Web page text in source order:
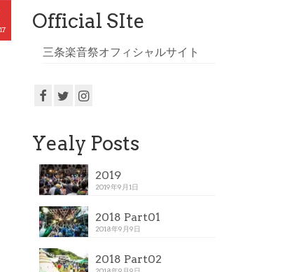
Official SIte
三条楽音祭オフィシャルサイト
Yealy Posts
2019
2019年9月1日
2018 Part01
2018年9月9日
2018 Part02